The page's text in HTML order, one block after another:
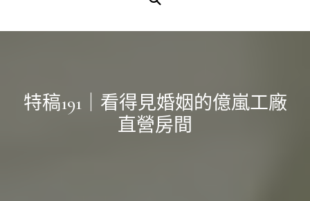
特稿191｜看得見婚姻的億嵐工廠
直營房間